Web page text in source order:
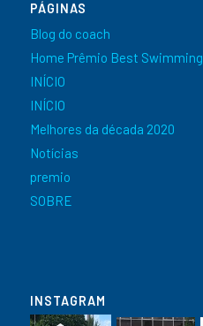
PÁGINAS
Blog do coach
Home Prêmio Best Swimming
INÍCIO
INÍCIO
Melhores da década 2020
Notícias
premio
SOBRE
INSTAGRAM